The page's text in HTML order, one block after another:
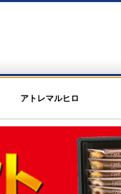
アトレマルヒロ